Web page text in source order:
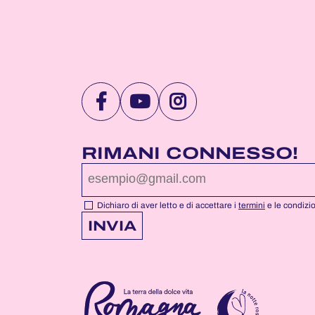
VISITA
PAGINA
FACEBOOK
DI
NOTTEROSA
VISITA
PAGINA
YOUTUBE
DI
NOTTEROSA
VISITA
PAGINA
INSTAGRAM
DI
NOTTEROSA
RIMANI CONNESSO!
Dichiaro di aver letto e di accettare i termini e le
INVIA